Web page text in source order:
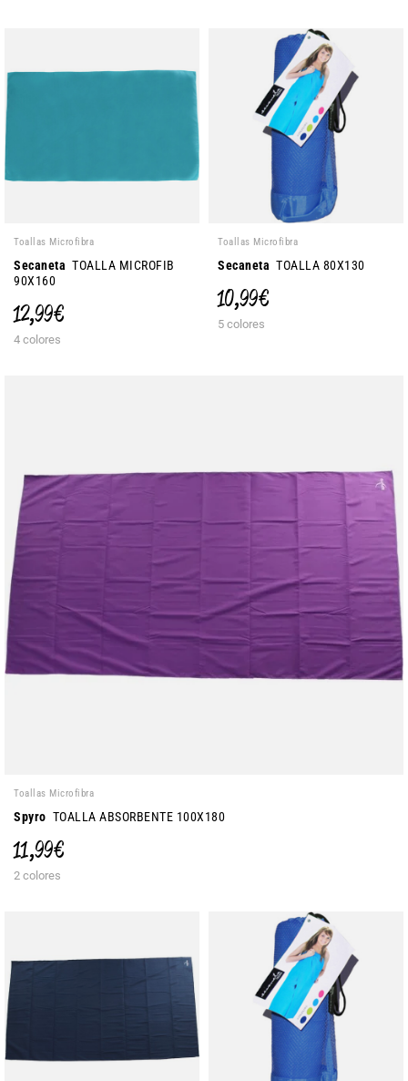
Toallas Microfibra
Secaneta TOALLA MICROFIB
90X160
12,99 €
4 colores
Toallas Microfibra
Secaneta TOALLA 80X130
10,99 €
5 colores
Toallas Microfibra
Spyro TOALLA ABSORBENTE 100X180
11,99 €
2 colores